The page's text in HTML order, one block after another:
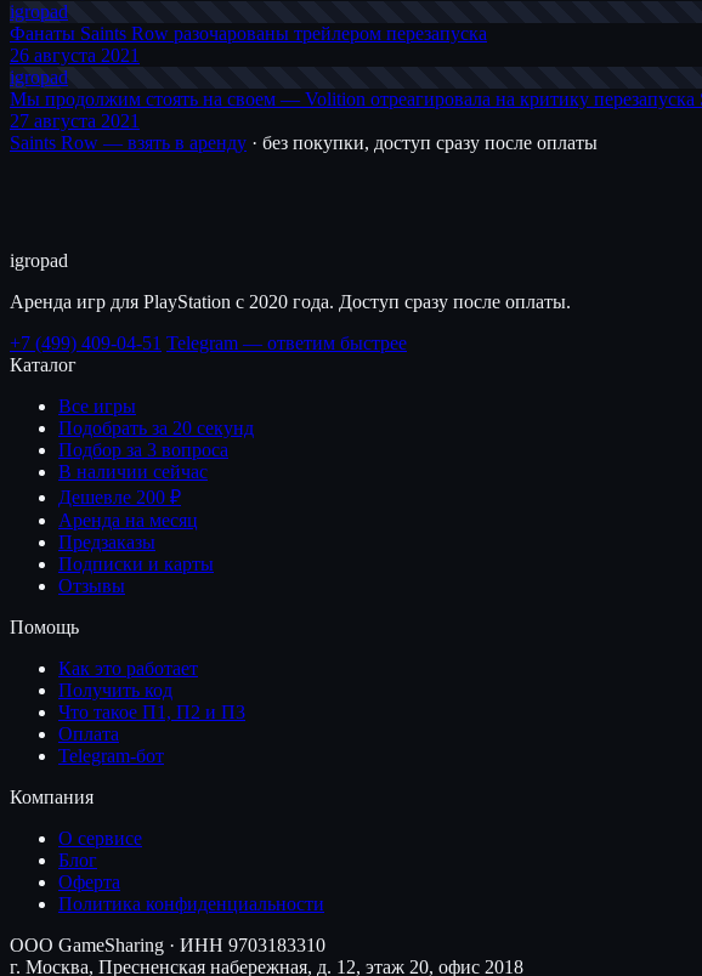
igropad
Фанаты Saints Row разочарованы трейлером перезапуска
26 августа 2021
igropad
Мы продолжим стоять на своем — Volition отреагировала на критику перезапуска
27 августа 2021
Saints Row — взять в аренду · без покупки, доступ сразу после оплаты
igropad
Аренда игр для PlayStation с 2020 года. Доступ сразу после оплаты.
+7 (499) 409-04-51 Telegram — ответим быстрее
Каталог
Все игры
Подобрать за 20 секунд
Подбор за 3 вопроса
В наличии сейчас
Дешевле 200 ₽
Аренда на месяц
Предзаказы
Подписки и карты
Отзывы
Помощь
Как это работает
Получить код
Что такое П1, П2 и П3
Оплата
Telegram-бот
Компания
О сервисе
Блог
Оферта
Политика конфиденциальности
ООО GameSharing · ИНН 9703183310
г. Москва, Пресненская набережная, д. 12, этаж 20, офис 2018